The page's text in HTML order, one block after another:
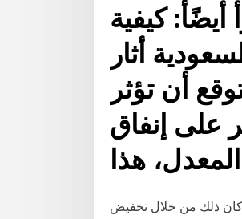
كيفية
15% في السعودية أثار
أن تؤثر
على إنفاق
هذا
ذلك من خلال تخفيض